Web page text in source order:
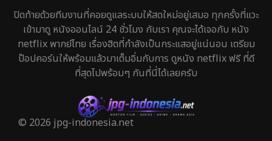
ปิดท้ายด้วยทีมงานที่คอยดูแลระบบให้สดใหม่อยู่เสมอ ทุกครั้งที่แวะ
เข้ามาดู หนังออนไลน์ 24 ชั่วโมง กับเรา คุณจะได้เจอกับ หนัง
netflix พากย์ไทย เรื่องฮิตที่กำลังเป็นกระแสอยู่แน่นอน เตรียม
ป๊อปคอร์นให้พร้อมแล้วมาเต็มอิ่มกับการ ดูหนัง netflix ฟรี ที่ดี
ที่สุดไปพร้อมๆ กันที่นี่ได้เลยครับ
© 2026 jpg-indonesia.net